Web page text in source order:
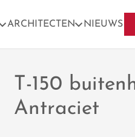
ARCHITECTEN NIEUWS
T-150
Antraciet